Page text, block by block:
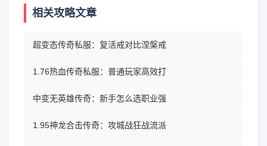
相关攻略文章
超变态传奇私服：复活戒对比涅槃戒
1.76热血传奇私服：普通玩家高效打
中变无英雄传奇：新手怎么选职业强
1.95神龙合击传奇：攻城战狂战流派